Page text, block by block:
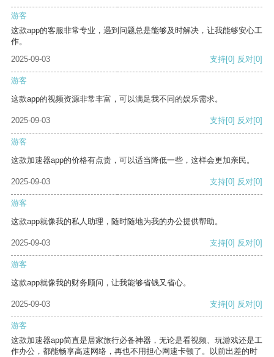
游客
这款app的客服非常专业，遇到问题总是能够及时解决，让我能够安心工
作。
2025-09-03
支持[0] 反对[0]
游客
这款app的视频资源非常丰富，可以满足我不同的娱乐需求。
2025-09-03 支持[0] 反对[0]
游客
这款加速器app的价格有点贵，可以适当降低一些，这样会更加亲民。
2025-09-03 支持[0] 反对[0]
游客
这款app就像我的私人助理，随时随地为我的办公提供帮助。
2025-09-03 支持[0] 反对[0]
游客
这款app就像我的财务顾问，让我能够省钱又省心。
2025-09-03 支持[0] 反对[0]
游客
这款加速器app简直是居家旅行必备神器，无论是看视频、玩游戏还是工
作办公，都能畅享高速网络，再也不用担心网速卡顿了。以前出差的时